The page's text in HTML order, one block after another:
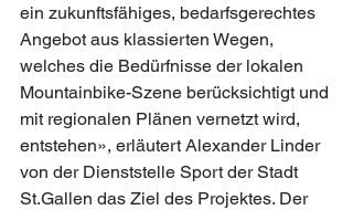
ein zukunftsfähiges, bedarfsgerechtes
Angebot aus klassierten Wegen,
welches die Bedürfnisse der lokalen
Mountainbike-Szene berücksichtigt und
mit regionalen Plänen vernetzt wird,
entstehen», erläutert Alexander Linder
von der Dienststelle Sport der Stadt
St.Gallen das Ziel des Projektes. Der